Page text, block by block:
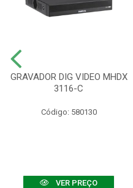
GRAVADOR DIG VIDEO MHDX
3116-C
Código: 580130
VER PREÇO